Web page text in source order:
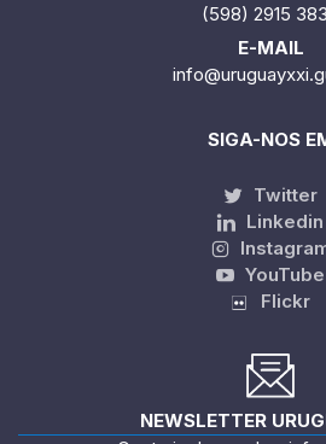
(598) 2915
E-MAIL
SIGA-NOS
Twitter
Linkedin
YouTube
Flickr
NEWSLETTER